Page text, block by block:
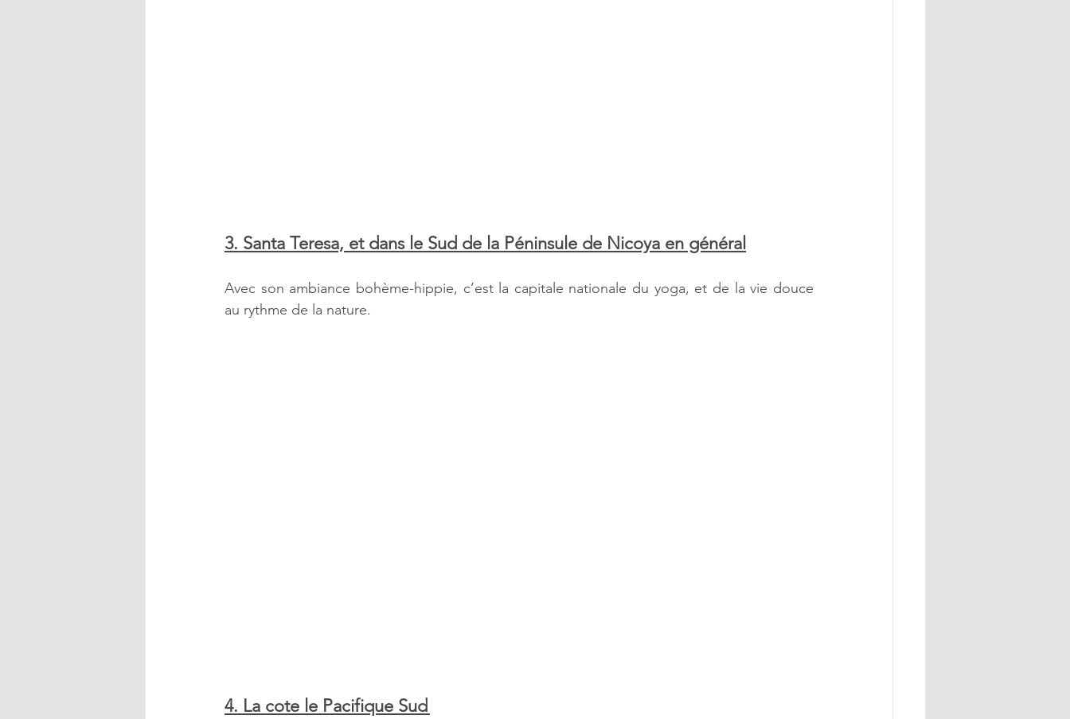
3. Santa Teresa, et dans le Sud de la Péninsule de Nicoya en général
Avec son ambiance bohème-hippie, c’est la capitale nationale du yoga, et de la vie douce
au rythme de la nature.
4. La cote le Pacifique Sud